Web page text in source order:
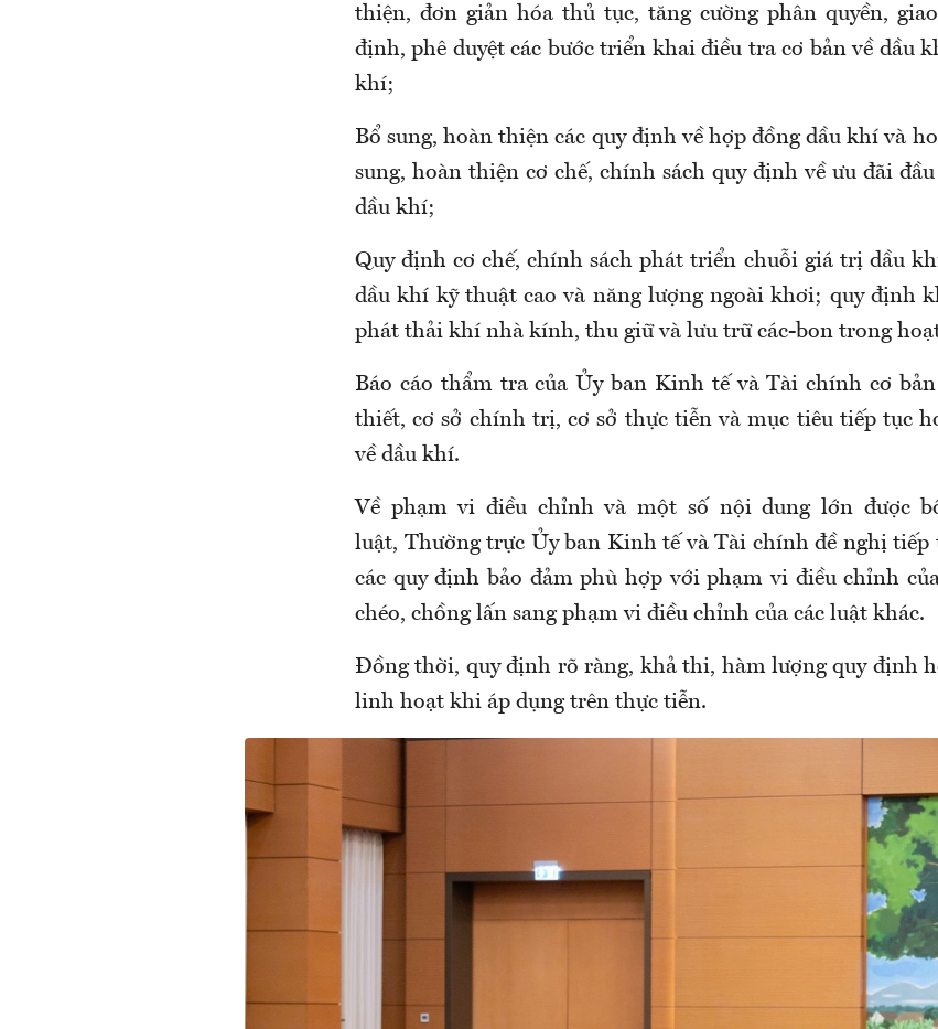
thiện, đơn giản hóa thủ tục, tăng cường phân quyền,
định, phê duyệt các bước triển khai điều tra cơ bản về dầu
khí;
Bổ sung, hoàn thiện các quy định về hợp đồng dầu khí và
sung, hoàn thiện cơ chế, chính sách quy định về ưu đãi
dầu khí;
Quy định cơ chế, chính sách phát triển chuỗi giá trị dầu
dầu khí kỹ thuật cao và năng lượng ngoài khơi; quy định
phát thải khí nhà kính, thu giữ và lưu trữ các-bon trong
Báo cáo thẩm tra của Ủy ban Kinh tế và Tài chính cơ
thiết, cơ sở chính trị, cơ sở thực tiễn và mục tiêu tiếp tục
về dầu khí.
Về phạm vi điều chỉnh và một số nội dung lớn được
luật, Thường trực Ủy ban Kinh tế và Tài chính đề nghị tiếp
các quy định bảo đảm phù hợp với phạm vi điều chỉnh
chéo, chồng lấn sang phạm vi điều chỉnh của các luật khác.
Đồng thời, quy định rõ ràng, khả thi, hàm lượng quy định
linh hoạt khi áp dụng trên thực tiễn.